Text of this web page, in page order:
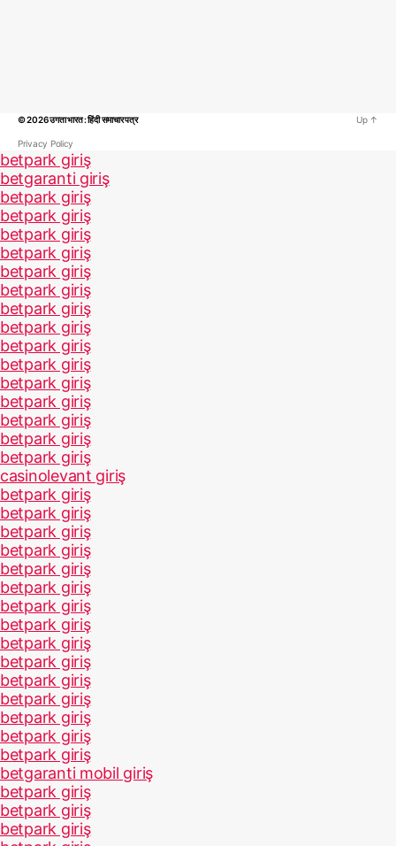
© 2026उगता भारत : हिंदी समाचार पत्र
Privacy Policy
Up ↑
betpark giriş
betgaranti giriş
betpark giriş
betpark giriş
betpark giriş
betpark giriş
betpark giriş
betpark giriş
betpark giriş
betpark giriş
betpark giriş
betpark giriş
betpark giriş
betpark giriş
betpark giriş
betpark giriş
betpark giriş
casinolevant giriş
betpark giriş
betpark giriş
betpark giriş
betpark giriş
betpark giriş
betpark giriş
betpark giriş
betpark giriş
betpark giriş
betpark giriş
betpark giriş
betpark giriş
betpark giriş
betpark giriş
betpark giriş
betgaranti mobil giriş
betpark giriş
betpark giriş
betpark giriş